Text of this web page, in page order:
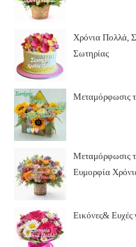
Χρόνια Πολλά,
Σωτηρίας
Μεταμόρφωσις
Μεταμόρφωσις
Ευμορφία
Εικόνες& Ευχές